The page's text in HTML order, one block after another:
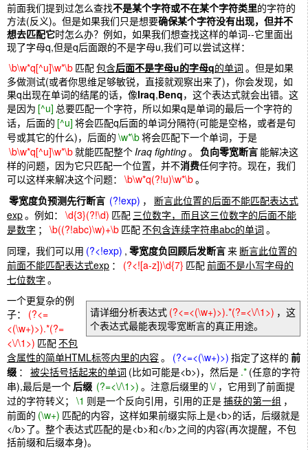
前面我们提到过怎么查找不是某个字符或不在某个字符类里的字符的
方法(反义)。但是如果我们只是想要确保某个字符没有出现，但并不
想去匹配它时怎么办？例如，如果我们想查找这样的单词--它里面出
现了字母q,但是q后面跟的不是字母u,我们可以尝试这样：
\b\w*q[^u]\w*\b 匹配包含后面不是字母u的字母q的单词 。但是如果
多做测试(或者你思维足够敏锐，直接就观察出来了)，你会发现，如
果q出现在单词的结尾的话，像Iraq,Benq，这个表达式就会出错。这
是因为 [^u] 总要匹配一个字符，所以如果q是单词的最后一个字符的
话，后面的 [^u] 将会匹配q后面的单词分隔符(可能是空格，或者是句
号或其它的什么)，后面的 \w*\b将会匹配下一个单词，于是
\b\w*q[^u]\w*\b就能匹配整个Iraq fighting。 负向零宽断言 能解决这
样的问题，因为它只匹配一个位置，并不消费任何字符。现在，我们
可以这样来解决这个问题： \b\w*q(?!u)\w*\b。
零宽度负预测先行断言 (?!exp) ，
断言此位置的后面不能匹配表达式
exp。例如： \d{3}(?!\d) 匹配 三位数字，而且这三位数字的后面不能
是数字 ； \b((?!abc)\w)+\b 匹配不包含连续字符串abc的单词 。
同理，我们可以用 (?<!exp) , 零宽度负回顾后发断言来 断言此位置的
前面不能匹配表达式exp ： (?<![a-z])\d{7} 匹配前面不是小写字母的
七位数字 。
请详细分析表达式 (?<=<(\w+)>).*(?=<\/\1>) ，这
个表达式最能表现零宽断言的真正用途。
一个更复杂的例
子：
(?<=
<(\w+)>).*(?=
<\/\1>) 匹配不包
含属性的简单HTML标签内里的内容。 (?<=<(\w+)>) 指定了这样的 前
缀 ： 被尖括号括起来的单词 (比如可能是<b>)，然后是 .* (任意的字符
串),最后是一个 后缀 (?=<\/\1>) 。注意后缀里的 \/ ，它用到了前面提
过的字符转义； \1 则是一个反向引用，引用的正是捕获的第一组 ，
前面的 (\w+) 匹配的内容，这样如果前缀实际上是<b>的话，后缀就是
</b>了。整个表达式匹配的是<b>和</b>之间的内容(再次提醒，不包
括前缀和后缀本身)。